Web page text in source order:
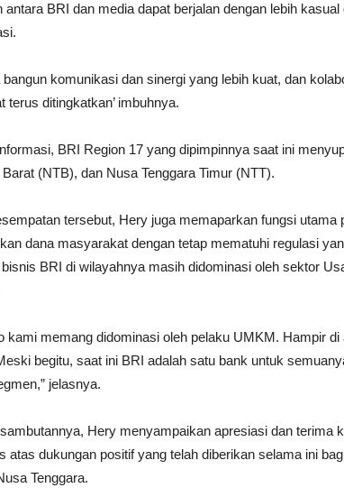
antara BRI dan media dapat berjalan dengan lebih
bangun komunikasi dan sinergi yang lebih kuat, dan
terus ditingkatkan’ imbuhnya.
BRI Region 17 yang dipimpinnya saat ini
Barat (NTB), dan Nusa Tenggara Timur (NTT).
tersebut, Hery juga memaparkan fungsi utama
dana masyarakat dengan tetap mematuhi regulasi
bisnis BRI di wilayahnya masih didominasi oleh sektor
kami memang didominasi oleh pelaku UMKM. Hampir
begitu, saat ini BRI adalah satu bank untuk
jelasnya.
Hery menyampaikan apresiasi dan terima
atas dukungan positif yang telah diberikan selama ini
Tenggara.